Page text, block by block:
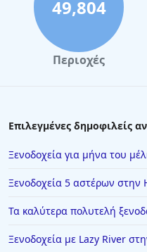
Ξενοδοχεία στην
Ξενοδοχεία στα Καμένα
Ξενοδοχεία στη Δράμα
Ξενοδοχεία στη Σύμη
Ξενοδοχεία στη Βενετία
Ξενοδοχεία στην
49,804
Περιοχές
Επιλεγμένες δημοφιλείς
Ξενοδοχεία για μήνα του
Ξενοδοχεία 5 αστέρων στην
Τα καλύτερα πολυτελή
Ξενοδοχεία με Lazy River